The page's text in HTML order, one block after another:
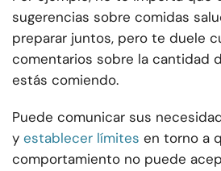
sugerencias sobre comidas
preparar juntos, pero te duele
comentarios sobre la cantidad
estás comiendo.
Puede comunicar sus
y establecer límites en torno a
comportamiento no puede